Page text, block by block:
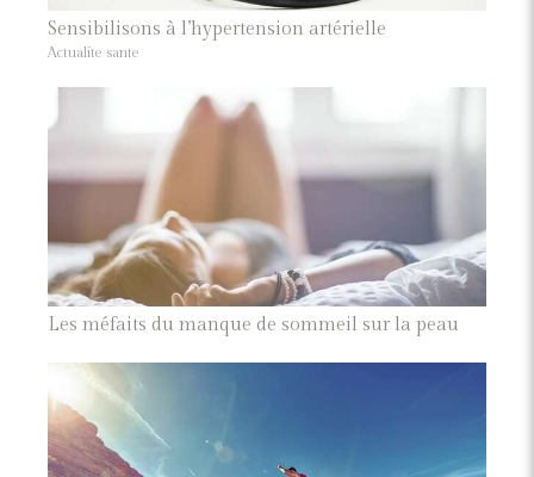
Sensibilisons à l’hypertension artérielle
Actualite sante
Les méfaits du manque de sommeil sur la peau